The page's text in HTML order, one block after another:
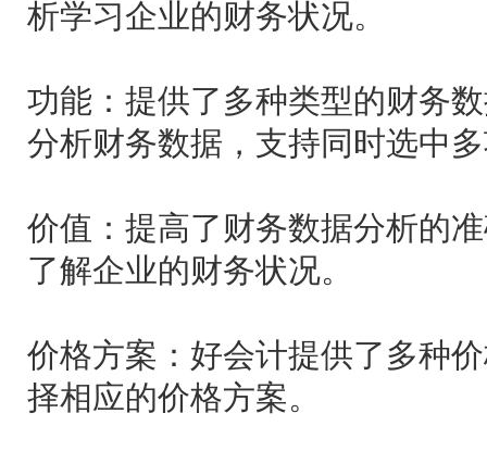
析学习企业的财务状况。
功能：提供了多种类型的财务
分析财务数据，支持同时选中
价值：提高了财务数据分析的
了解企业的财务状况。
价格方案：好会计提供了多种
择相应的价格方案。